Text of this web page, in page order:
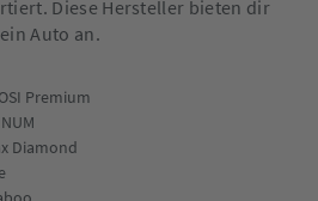
Diese Hersteller bieten dir
Auto an.
Premium
Diamond